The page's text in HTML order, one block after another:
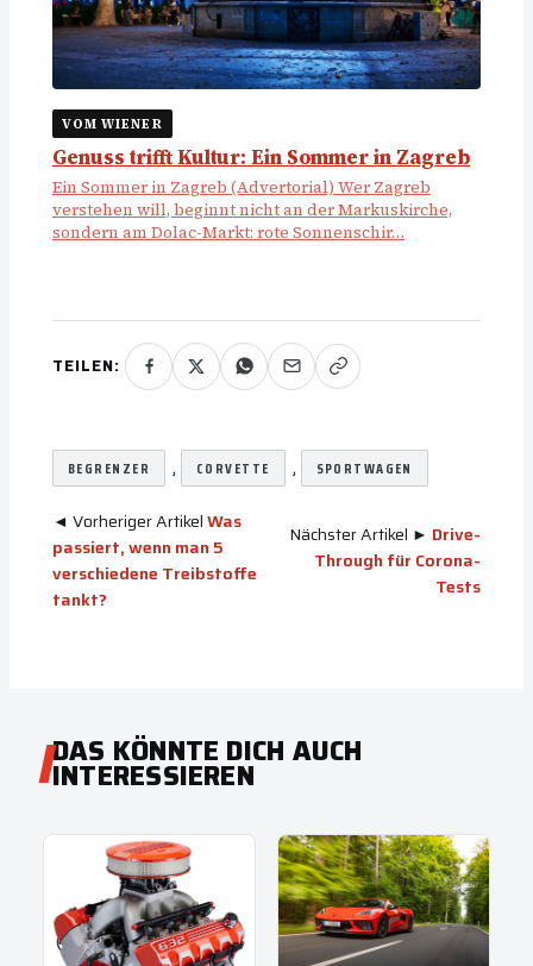
VOM WIENER
Genuss trifft Kultur: Ein Sommer in Zagreb
Ein Sommer in Zagreb (Advertorial) Wer Zagreb
verstehen will, beginnt nicht an der Markuskirche,
sondern am Dolac-Markt: rote Sonnenschir…
TEILEN:
BEGRENZER , CORVETTE , SPORTWAGEN
◄ Vorheriger ArtikelWas
passiert, wenn man 5
verschiedene Treibstoffe
tankt?
Nächster Artikel ► Drive-
Through für Corona-
Tests
DAS KÖNNTE DICH AUCH
INTERESSIEREN